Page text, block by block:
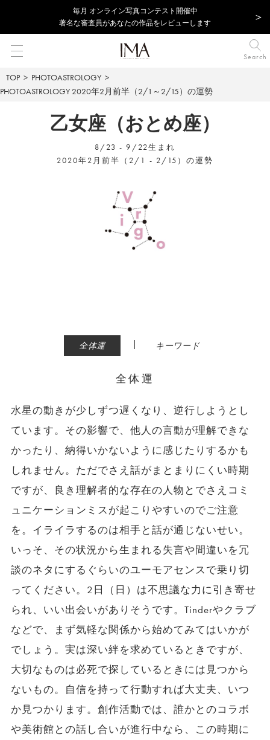
毎⽉ オンライン写真コンテスト開催中
著名な審査員があなたの作品をレビューします
Search
TOP
PHOTOASTROLOGY
PHOTOASTROLOGY 2020年2月前半（2/1～2/15）の運勢
乙女座（おとめ座）
8/23 - 9/22生まれ
2020年2月前半（2/1 - 2/15）の運勢
全体運 | キーワード
全体運
水星の動きが少しずつ遅くなり、逆行しようとし
ています。その影響で、他人の言動が理解できな
かったり、納得いかないように感じたりするかも
しれません。ただでさえ話がまとまりにくい時期
ですが、良き理解者的な存在の人物とでさえコミ
ュニケーションミスが起こりやすいのでご注意
を。イライラするのは相手と話が通じないせい。
いっそ、その状況から生まれる失言や間違いを冗
談のネタにするぐらいのユーモアセンスで乗り切
ってください。2日（日）は不思議な力に引き寄せ
られ、いい出会いがありそうです。Tinderやクラブ
などで、まず気軽な関係から始めてみてはいかが
でしょう。実は深い絆を求めているときですが、
大切なものは必死で探しているときには見つから
ないもの。自信を持って行動すれば大丈夫、いつ
か見つかります。創作活動では、誰かとのコラボ
や美術館との話し合いが進行中なら、この時期に